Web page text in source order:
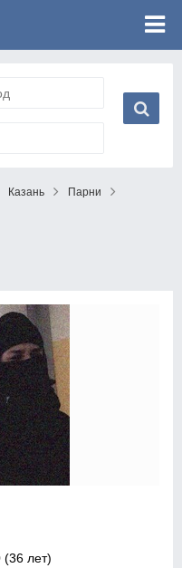
Казань
Парни
(36 лет)